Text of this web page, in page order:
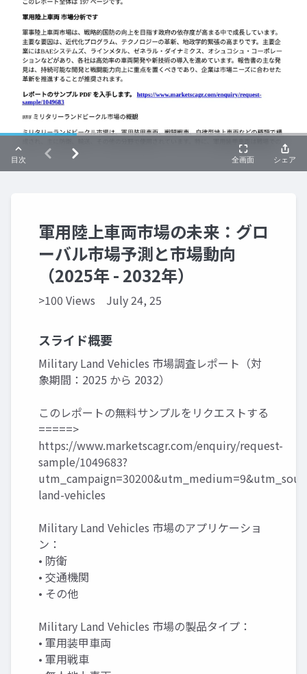
軍用陸上車両市場の未来：グロ
ーバル市場予測と市場動向
（2025年 - 2032年）
>100 Views July 24, 25
スライド概要
Military Land Vehicles 市場調査レポート（対
象期間：2025 から 2032）
このレポートの無料サンプルをリクエストする
=====>
https://www.marketscagr.com/enquiry/request-
sample/1049683?
land-vehicles
Military Land Vehicles 市場のアプリケーショ
ン：
• 防衛
• 交通機関
• その他
Military Land Vehicles 市場の製品タイプ：
• 軍用装甲車両
• 軍用戦車